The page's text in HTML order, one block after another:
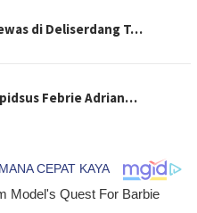
di Deliserdang T…
Febrie Adrian…